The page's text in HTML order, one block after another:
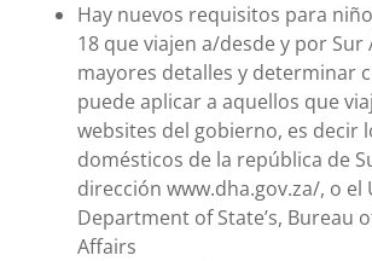
Hay nuevos requisitos para
18 que viajen a/desde y por Sur
mayores detalles y determinar
puede aplicar a aquellos que
websites del gobierno, es decir
domésticos de la república de
dirección www.dha.gov.za/, o el
Department of State’s, Bureau
Affairs